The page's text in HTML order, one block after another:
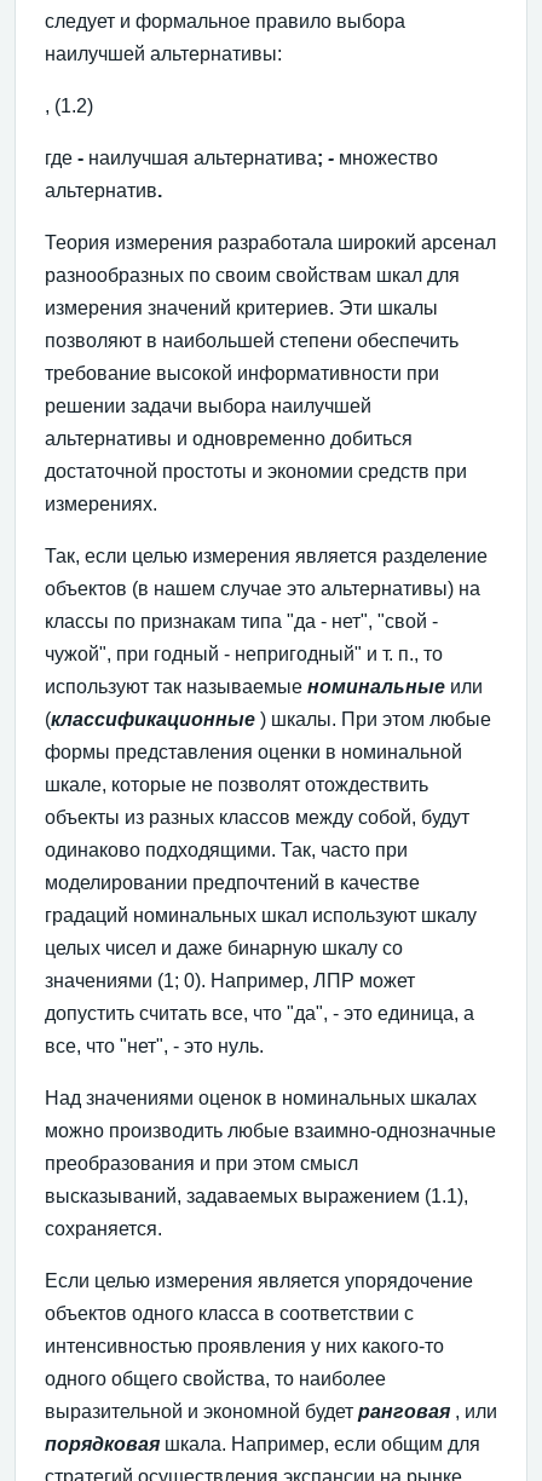
следует и формальное правило выбора
наилучшей альтернативы:
, (1.2)
где - наилучшая альтернатива; - множество
альтернатив.
Теория измерения разработала широкий арсенал
разнообразных по своим свойствам шкал для
измерения значений критериев. Эти шкалы
позволяют в наибольшей степени обеспечить
требование высокой информативности при
решении задачи выбора наилучшей
альтернативы и одновременно добиться
достаточной простоты и экономии средств при
измерениях.
Так, если целью измерения является разделение
объектов (в нашем случае это альтернативы) на
классы по признакам типа "да - нет", "свой -
чужой", при годный - непригодный" и т. п., то
используют так называемые номинальные или
(классификационные ) шкалы. При этом любые
формы представления оценки в номинальной
шкале, которые не позволят отождествить
объекты из разных классов между собой, будут
одинаково подходящими. Так, часто при
моделировании предпочтений в качестве
градаций номинальных шкал используют шкалу
целых чисел и даже бинарную шкалу со
значениями (1; 0). Например, ЛПР может
допустить считать все, что "да", - это единица, а
все, что "нет", - это нуль.
Над значениями оценок в номинальных шкалах
можно производить любые взаимно-однозначные
преобразования и при этом смысл
высказываний, задаваемых выражением (1.1),
сохраняется.
Если целью измерения является упорядочение
объектов одного класса в соответствии с
интенсивностью проявления у них какого-то
одного общего свойства, то наиболее
выразительной и экономной будет ранговая , или
порядковая шкала. Например, если общим для
стратегий осуществления экспансии на рынке